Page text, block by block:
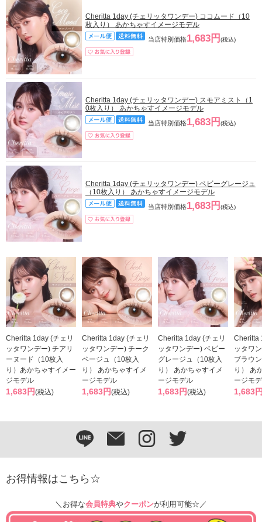
Cheritta 1day (チェリッタワンデー) ココムード（10
枚入り） あかちゃすイメージモデル
当店特別価格1,683円 (税込)
Cheritta 1day (チェリッタワンデー) スモアミスト（1
0枚入り） あかちゃすイメージモデル
当店特別価格1,683円 (税込)
Cheritta 1day (チェリッタワンデー) ベビーグレージュ
（10枚入り） あかちゃすイメージモデル
当店特別価格1,683円 (税込)
Cheritta 1day (チェリ
ッタワンデー) チアリ
ーヌード（10枚入
り）あかちゃすイメー
ジモデル
1,683円(税込)
Cheritta 1day (チェリ
ッタワンデー) チーク
ベージュ（10枚入
り） あかちゃすイメ
ージモデル
1,683円(税込)
Cheritta 1day (チェリ
ッタワンデー) ベビー
グレージュ（10枚入
り） あかちゃすイメ
ージモデル
1,683円(税込)
Cheritta
ッタワ
ブラウ
り） あ
ージモ
1,683
お得情報はこちら☆
＼お得な会員特典やクーポンが利用可能☆／